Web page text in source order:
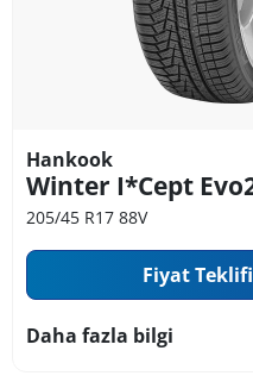
Hankook
Winter I*Cept
205/45 R17 88V
Fiyat
Daha fazla bilgi